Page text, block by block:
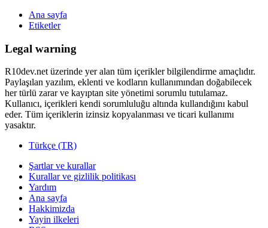
Ana sayfa
Etiketler
Legal warning
R10dev.net üzerinde yer alan tüm içerikler bilgilendirme amaçlıdır.
Paylaşılan yazılım, eklenti ve kodların kullanımından doğabilecek
her türlü zarar ve kayıptan site yönetimi sorumlu tutulamaz.
Kullanıcı, içerikleri kendi sorumluluğu altında kullandığını kabul
eder. Tüm içeriklerin izinsiz kopyalanması ve ticari kullanımı
yasaktır.
Türkçe (TR)
Şartlar ve kurallar
Kurallar ve gizlilik politikası
Yardım
Ana sayfa
Hakkimizda
Yayin ilkeleri